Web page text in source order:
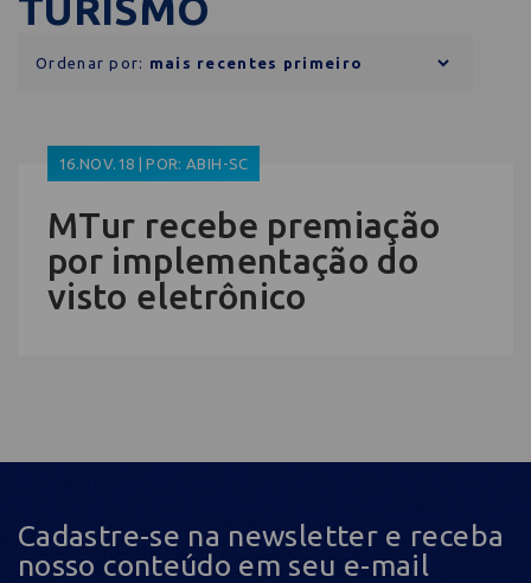
TURISMO
Ordenar por:
16.NOV.18 | POR: ABIH-SC
MTur recebe premiação
por implementação do
visto eletrônico
Cadastre-se na newsletter e receba
nosso conteúdo em seu e-mail